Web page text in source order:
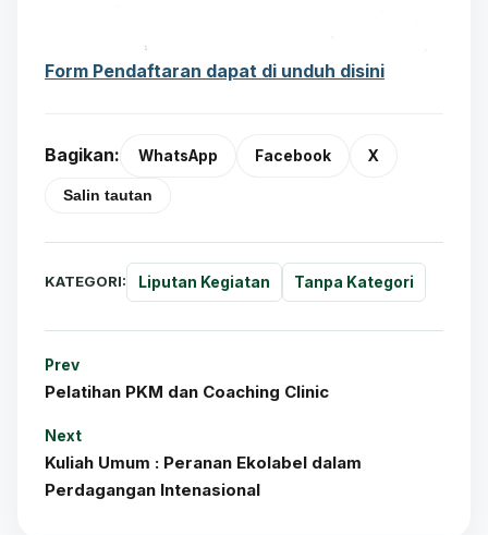
Form Pendaftaran dapat di unduh disini
Bagikan: WhatsApp Facebook X
Salin tautan
KATEGORI: Liputan Kegiatan Tanpa Kategori
Prev
Pelatihan PKM dan Coaching Clinic
Next
Kuliah Umum : Peranan Ekolabel dalam
Perdagangan Intenasional